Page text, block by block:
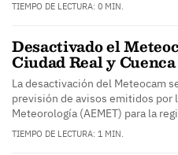
TIEMPO DE LECTURA: 0 MIN.
Desactivado el
Ciudad Real y
La desactivación del Meteocam
previsión de avisos emitidos por
Meteorología (AEMET) para la
TIEMPO DE LECTURA: 1 MIN.